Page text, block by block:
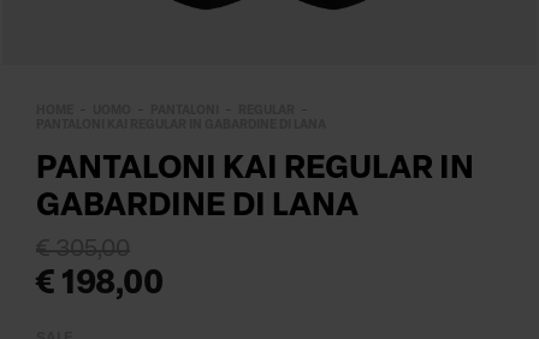
PANTALONI KAI REGULAR IN
GABARDINE DI LANA
€ 198,00
€ 305,00